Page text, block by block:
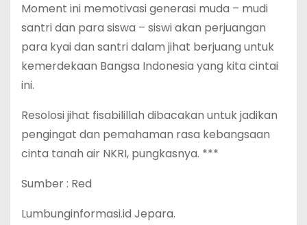
Moment ini memotivasi generasi muda – mudi
santri dan para siswa – siswi akan perjuangan
para kyai dan santri dalam jihat berjuang untuk
kemerdekaan Bangsa Indonesia yang kita cintai
ini.
Resolosi jihat fisabilillah dibacakan untuk jadikan
pengingat dan pemahaman rasa kebangsaan
cinta tanah air NKRI, pungkasnya. ***
Sumber : Red
Lumbunginformasi.id Jepara.